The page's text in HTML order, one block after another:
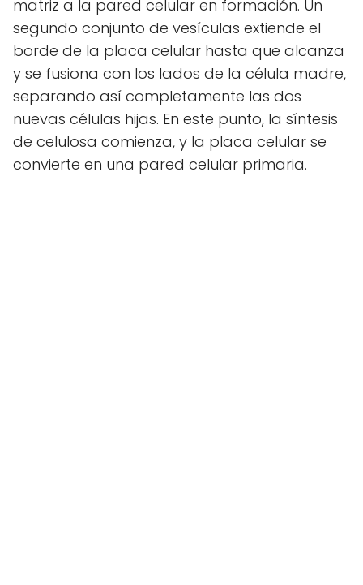
matriz a la pared celular en formación. Un
segundo conjunto de vesículas extiende el
borde de la placa celular hasta que alcanza
y se fusiona con los lados de la célula madre,
separando así completamente las dos
nuevas células hijas. En este punto, la síntesis
de celulosa comienza, y la placa celular se
convierte en una pared celular primaria.